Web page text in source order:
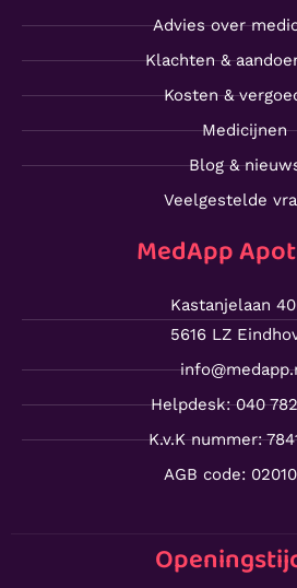
Advies over
Klachten &
Kosten &
Medicijnen
Blog &
Veelgestelde
MedApp
Kastanjelaan
5616 LZ
Helpdesk: 040
K.v.K nummer:
AGB code: